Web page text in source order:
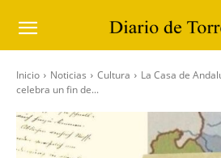
Inicio Noticias Cultura
La Casa de
celebra un fin de...